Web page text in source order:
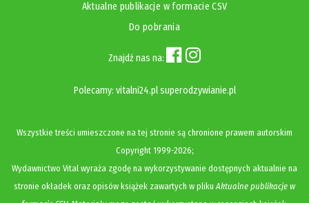
Aktualne publikacje w formacie CSV
Do pobrania
Znajdź nas na:
Polecamy: vitalni24.pl superodzywianie.pl
Wszystkie treści umieszczone na tej stronie są chronione prawem autorskim
Copyright1999-2026;
Wydawnictwo Vital wyraża zgodę na wykorzystywanie dostępnych aktualnie na
stronie okładek oraz opisów książek zawartych w plikuAktualne publikacje w